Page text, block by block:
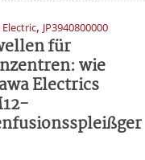
, JP3940800000
für
wie
Electrics